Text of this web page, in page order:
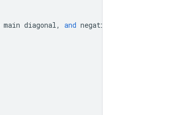
main diagonal, and negative